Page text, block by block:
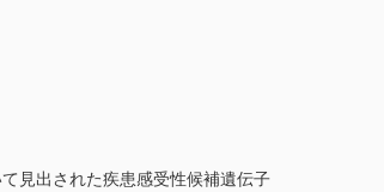
出された疾患感受性候補遺伝子